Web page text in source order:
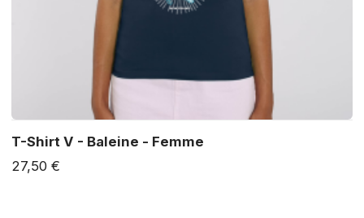
T-Shirt V - Baleine - Femme
27,50 €